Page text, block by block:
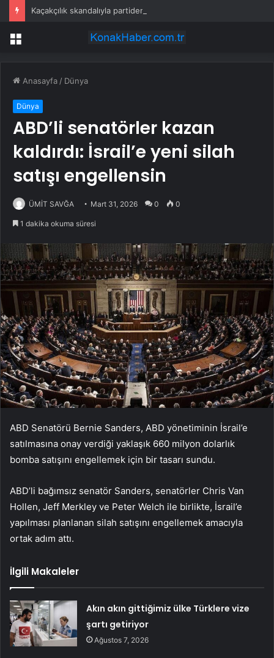
Menü
Anasayfa / Dünya
Dünya
ABD’li senatörler kazan
kaldırdı: İsrail’e yeni silah
satışı engellensin
ÜMİT SAVĞA Mart 31, 2026 0 0
1 dakika okuma süresi
ABD Senatörü Bernie Sanders, ABD yönetiminin İsrail’e
satılmasına onay verdiği yaklaşık 660 milyon dolarlık
bomba satışını engellemek için bir tasarı sundu.
ABD’li bağımsız senatör Sanders, senatörler Chris Van
Hollen, Jeff Merkley ve Peter Welch ile birlikte, İsrail’e
yapılması planlanan silah satışını engellemek amacıyla
ortak adım attı.
İlgili Makaleler
Akın akın gittiğimiz ülke Türklere vize
şartı getiriyor
Ağustos 7, 2026